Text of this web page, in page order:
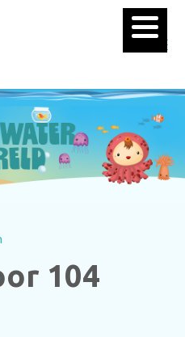
104